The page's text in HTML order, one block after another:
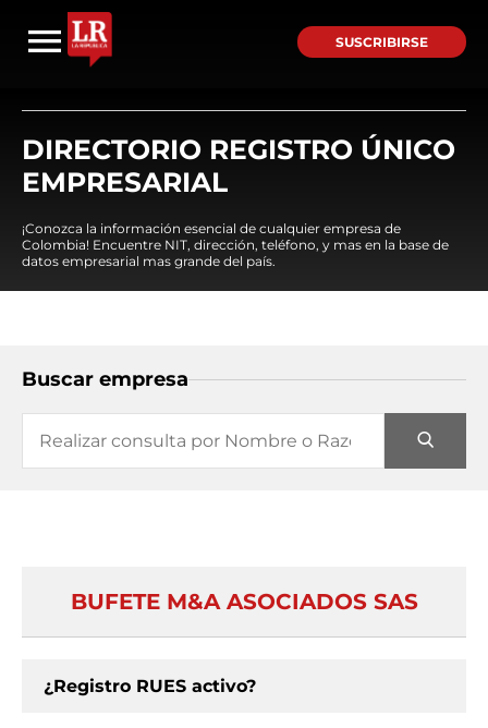
SUSCRIBIRSE
DIRECTORIO REGISTRO ÚNICO
EMPRESARIAL
¡Conozca la información esencial de cualquier empresa de
Colombia! Encuentre NIT, dirección, teléfono, y mas en la base de
datos empresarial mas grande del país.
Buscar empresa
BUFETE M&A ASOCIADOS SAS
¿Registro RUES activo?